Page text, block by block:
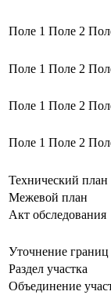
Поле 1 Поле 2
Поле 1 Поле 2
Поле 1 Поле 2
Поле 1 Поле 2
Технический план
Межевой план
Акт обследования
Уточнение границ
Раздел участка
Объединение